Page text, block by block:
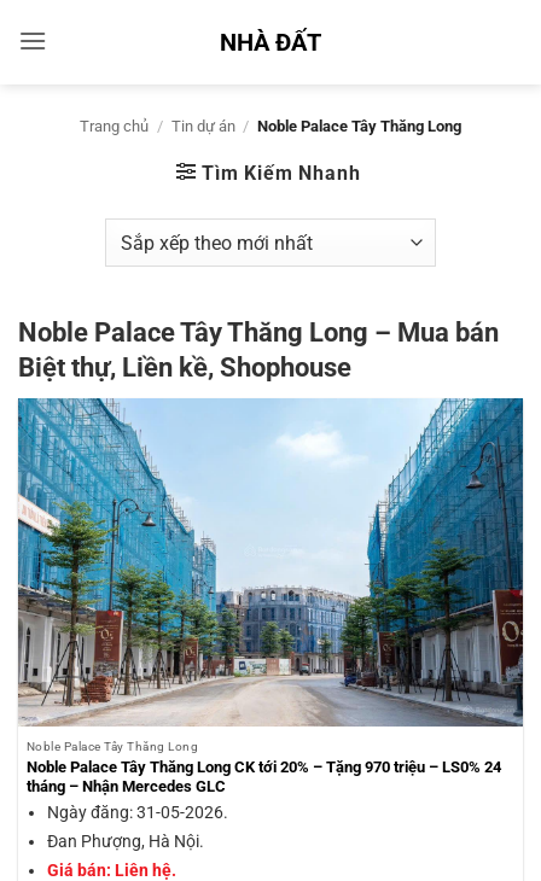
qua
NHÀ ĐẤT
Trang chủ / Tin dự án / Noble Palace Tây Thăng Long
Tìm Kiếm Nhanh
Noble Palace Tây Thăng Long – Mua bán
Biệt thự, Liền kề, Shophouse
Noble Palace Tây Thăng Long
Noble Palace Tây Thăng Long CK tới 20% – Tặng 970 triệu – LS0% 24
tháng – Nhận Mercedes GLC
Ngày đăng: 31-05-2026.
Đan Phượng, Hà Nội.
Giá bán: Liên hệ.